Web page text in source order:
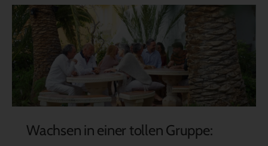
Wachsen in einer tollen Gruppe: